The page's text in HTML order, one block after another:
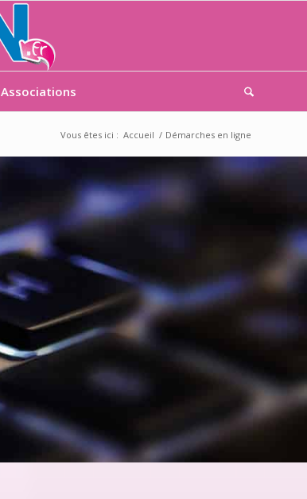
Associations
Vous êtes ici : Accueil / Démarches en ligne